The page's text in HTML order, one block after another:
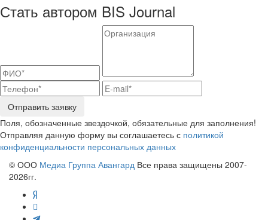
Стать автором BIS Journal
Отправить заявку
Поля, обозначенные звездочкой, обязательные для заполнения!
Отправляя данную форму вы соглашаетесь с политикой
конфиденциальности персональных данных
© ООО Медиа Группа Авангард Все права защищены 2007-
2026гг.